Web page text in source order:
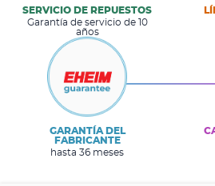
SERVICIO DE REPUESTOS
Garantía de servicio de 10
años
GARANTÍA DEL
FABRICANTE
hasta 36 meses